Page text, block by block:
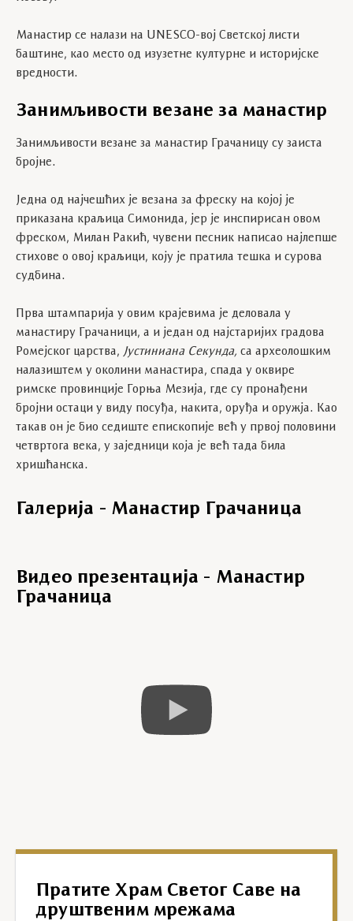
Манастир се налази на UNESCO-вој Светској листи
баштине, као место од изузетне културне и историјске
вредности.
Занимљивости везане за манастир
Занимљивости везане за манастир Грачаницу су заиста
бројне.
Једна од најчешћих је везана за фреску на којој је
приказана краљица Симонида, јер је инспирисан овом
фреском, Милан Ракић, чувени песник написао најлепше
стихове о овој краљици, коју је пратила тешка и сурова
судбина.
Прва штампарија у овим крајевима је деловала у
манастиру Грачаници, а и један од најстаријих градова
Ромејског царства, Јустиниана Секунда, са археолошким
налазиштем у околини манастира, спада у оквире
римске провинције Горња Мезија, где су пронађени
бројни остаци у виду посуђа, накита, оруђа и оружја. Као
такав он је био седиште епископије већ у првој половини
четвртога века, у заједници која је већ тада била
хришћанска.
Галерија - Манастир Грачаница
Видео презентација - Манастир
Грачаница
Пратите Храм Светог Саве на
друштвеним мрежама